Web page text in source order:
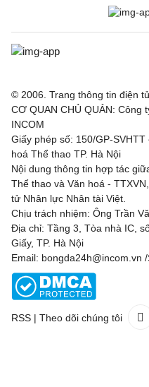
© 2006. Trang thông tin điện
CƠ QUAN CHỦ QUẢN: Công
INCOM
Giấy phép số: 150/GP-
hoá Thể thao TP. Hà Nội
Nội dung thông tin hợp tác
Thể thao và Văn hoá -
tử Nhân lực Nhân tài Việt.
Chịu trách nhiệm: Ông Trần
Địa chỉ: Tầng 3, Tòa nhà IC,
Giấy, TP. Hà Nội
Email: bongda24h@incom.vn
RSS | Theo dõi chúng tôi